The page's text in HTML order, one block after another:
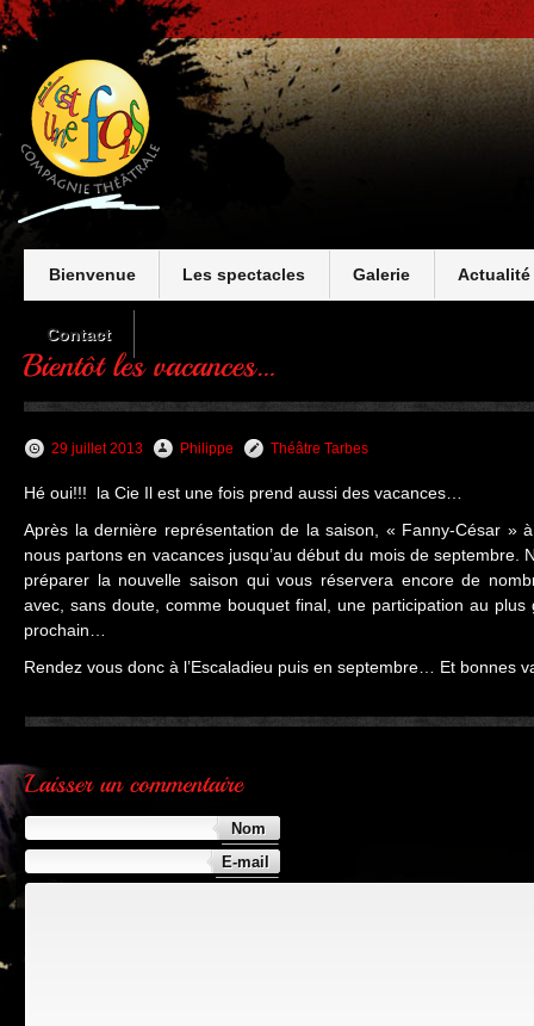
Bienvenue Les spectacles Galerie Actualité
Contact
29 juillet 2013 Philippe Théâtre Tarbes
Hé oui!!! la Cie Il est une fois prend aussi des vacances…
Après la dernière représentation de la saison, « Fanny-César »
nous partons en vacances jusqu’au début du mois de
préparer la nouvelle saison qui vous réservera encore de
avec, sans doute, comme bouquet final, une participation au
prochain…
Rendez vous donc à l’Escaladieu puis en septembre… Et bonnes
Nom
E-mail